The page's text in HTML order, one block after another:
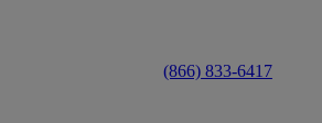
(866) 833-6417